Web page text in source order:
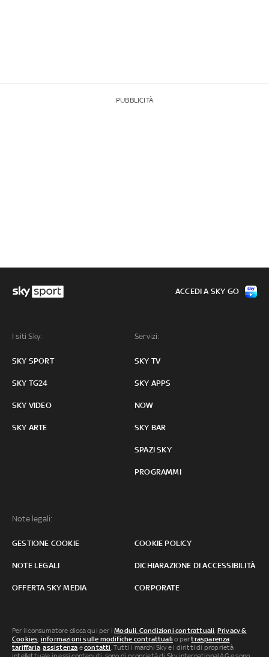
PUBBLICITÀ
I siti Sky:
SKY SPORT
SKY TG24
SKY VIDEO
SKY ARTE
Servizi:
SKY TV
SKY APPS
NOW
SKY BAR
SPAZI SKY
PROGRAMMI
Note legali:
GESTIONE COOKIE COOKIE POLICY
NOTE LEGALI DICHIARAZIONE DI ACCESSIBILITÀ
OFFERTA SKY MEDIA CORPORATE
ACCEDI A SKY GO
Per il consumatore clicca qui per iModuli, Condizioni contrattuali, Privacy &
Cookies, informazioni sulle modifiche contrattuali o pertrasparenza
tariffaria,assistenza econtatti. Tutti i marchi Sky e i diritti di proprietà